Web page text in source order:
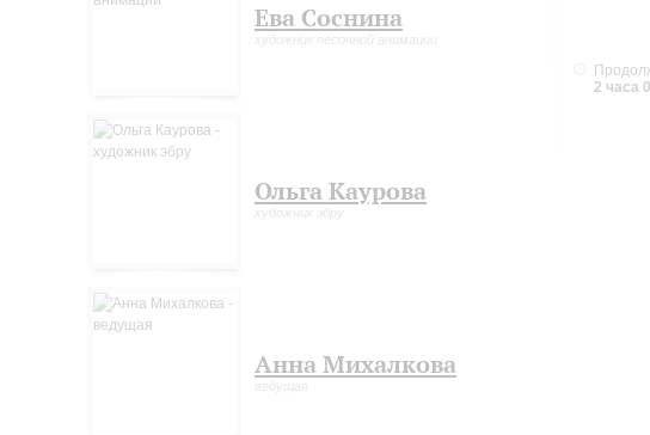
Ева Соснина
художник песочной анимации
Ольга Каурова
художник эбру
Анна Михалкова
ведущая
2 часа